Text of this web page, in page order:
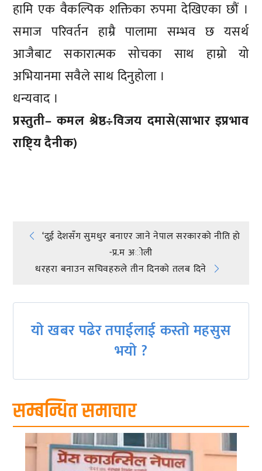
हामि एक वैकल्पिक शक्तिका रुपमा देखिएका छौं ।
समाज परिवर्तन हाम्रै पालामा सम्भव छ यसर्थ
आजैबाट सकारात्मक सोचका साथ हाम्रो यो
अभियानमा सवैले साथ दिनुहोला ।
धन्यवाद ।
प्रस्तुती– कमल श्रेष्ठ÷विजय दमासे(साभार इप्रभाव
राष्टि्य दैनीक)
Post
navigation
‘दुई देशसँग सुमधुर बनाएर जाने नेपाल सरकारको नीति हो
-प्र.म अाेली
धरहरा बनाउन सचिवहरुले तीन दिनको तलब दिने
यो खबर पढेर तपाईलाई कस्तो महसुस
भयो ?
सम्बन्धित समाचार